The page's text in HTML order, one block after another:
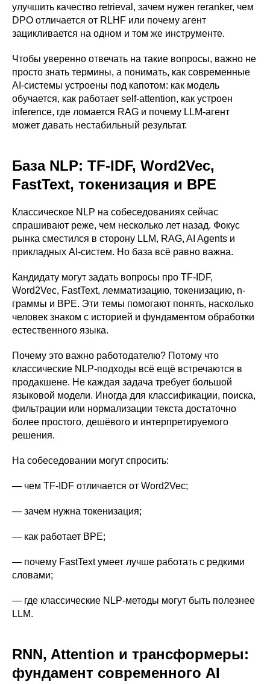
улучшить качество retrieval, зачем нужен reranker, чем
DPO отличается от RLHF или почему агент
зацикливается на одном и том же инструменте.
Чтобы уверенно отвечать на такие вопросы, важно не
просто знать термины, а понимать, как современные
AI-системы устроены под капотом: как модель
обучается, как работает self-attention, как устроен
inference, где ломается RAG и почему LLM-агент
может давать нестабильный результат.
База NLP: TF-IDF, Word2Vec,
FastText, токенизация и BPE
Классическое NLP на собеседованиях сейчас
спрашивают реже, чем несколько лет назад. Фокус
рынка сместился в сторону LLM, RAG, AI Agents и
прикладных AI-систем. Но база всё равно важна.
Кандидату могут задать вопросы про TF-IDF,
Word2Vec, FastText, лемматизацию, токенизацию, n-
граммы и BPE. Эти темы помогают понять, насколько
человек знаком с историей и фундаментом обработки
естественного языка.
Почему это важно работодателю? Потому что
классические NLP-подходы всё ещё встречаются в
продакшене. Не каждая задача требует большой
языковой модели. Иногда для классификации, поиска,
фильтрации или нормализации текста достаточно
более простого, дешёвого и интерпретируемого
решения.
На собеседовании могут спросить:
— чем TF-IDF отличается от Word2Vec;
— зачем нужна токенизация;
— как работает BPE;
— почему FastText умеет лучше работать с редкими
словами;
— где классические NLP-методы могут быть полезнее
LLM.
RNN, Attention и трансформеры:
фундамент современного AI